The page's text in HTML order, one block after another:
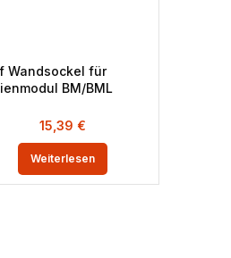
Wandsockel für
BM/BML
15,39 €
Weiterlesen